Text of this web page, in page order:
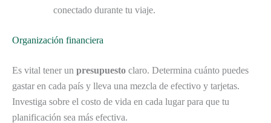
conectado durante tu viaje.
Organización financiera
Es vital tener un presupuesto claro. Determina cuánto puedes
gastar en cada país y lleva una mezcla de efectivo y tarjetas.
Investiga sobre el costo de vida en cada lugar para que tu
planificación sea más efectiva.